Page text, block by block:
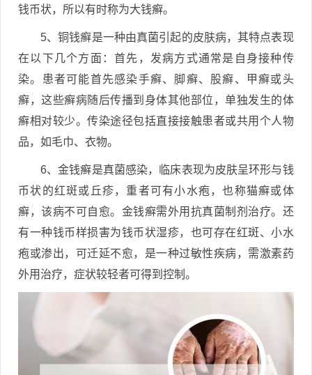
钱币状，所以有时称为大钱癣。
5、铜钱癣是一种由真菌引起的皮肤病，其特点表现
在以下几个方面：首先，发病方式通常是自身接种传
染。患者可能首先感染手癣、脚癣、股癣、甲癣或头
癣，这些癣病随后传播到身体其他部位，单独发生的体
癣相对较少。传染途径包括直接接触患者或共用个人物
品，如毛巾、衣物。
6、金钱癣是真菌感染，临床表现为皮肤呈环形与钱
币状的红斑或丘疹，重者可有小水疱，也称猫癣或体
癣，该病不可自愈。金钱癣需外用抗真菌制剂治疗。还
有一种钱币样损害为钱币状湿疹，也可存在红斑、小水
疱或渗出，可迁延不愈，是一种过敏性疾病，需激素药
外用治疗，症状较轻者可得到控制。